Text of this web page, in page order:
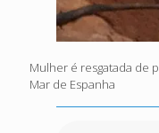
Mulher é resgatada de
Mar de Espanha